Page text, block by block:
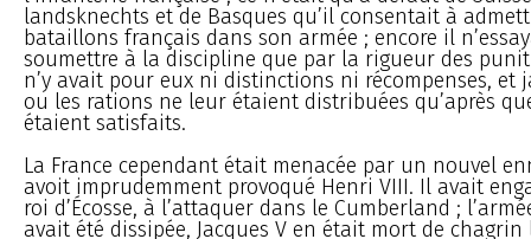
landsknechts et de Basques qu’il consentait à
bataillons français dans son armée ; encore il
soumettre à la discipline que par la rigueur des
n’y avait pour eux ni distinctions ni récompenses, et
ou les rations ne leur étaient distribuées qu’après
étaient satisfaits.
La France cependant était menacée par un nouvel
avoit imprudemment provoqué Henri VIII. Il avait
roi d’Écosse, à l’attaquer dans le Cumberland ;
avait été dissipée, Jacques V en était mort de chagrin